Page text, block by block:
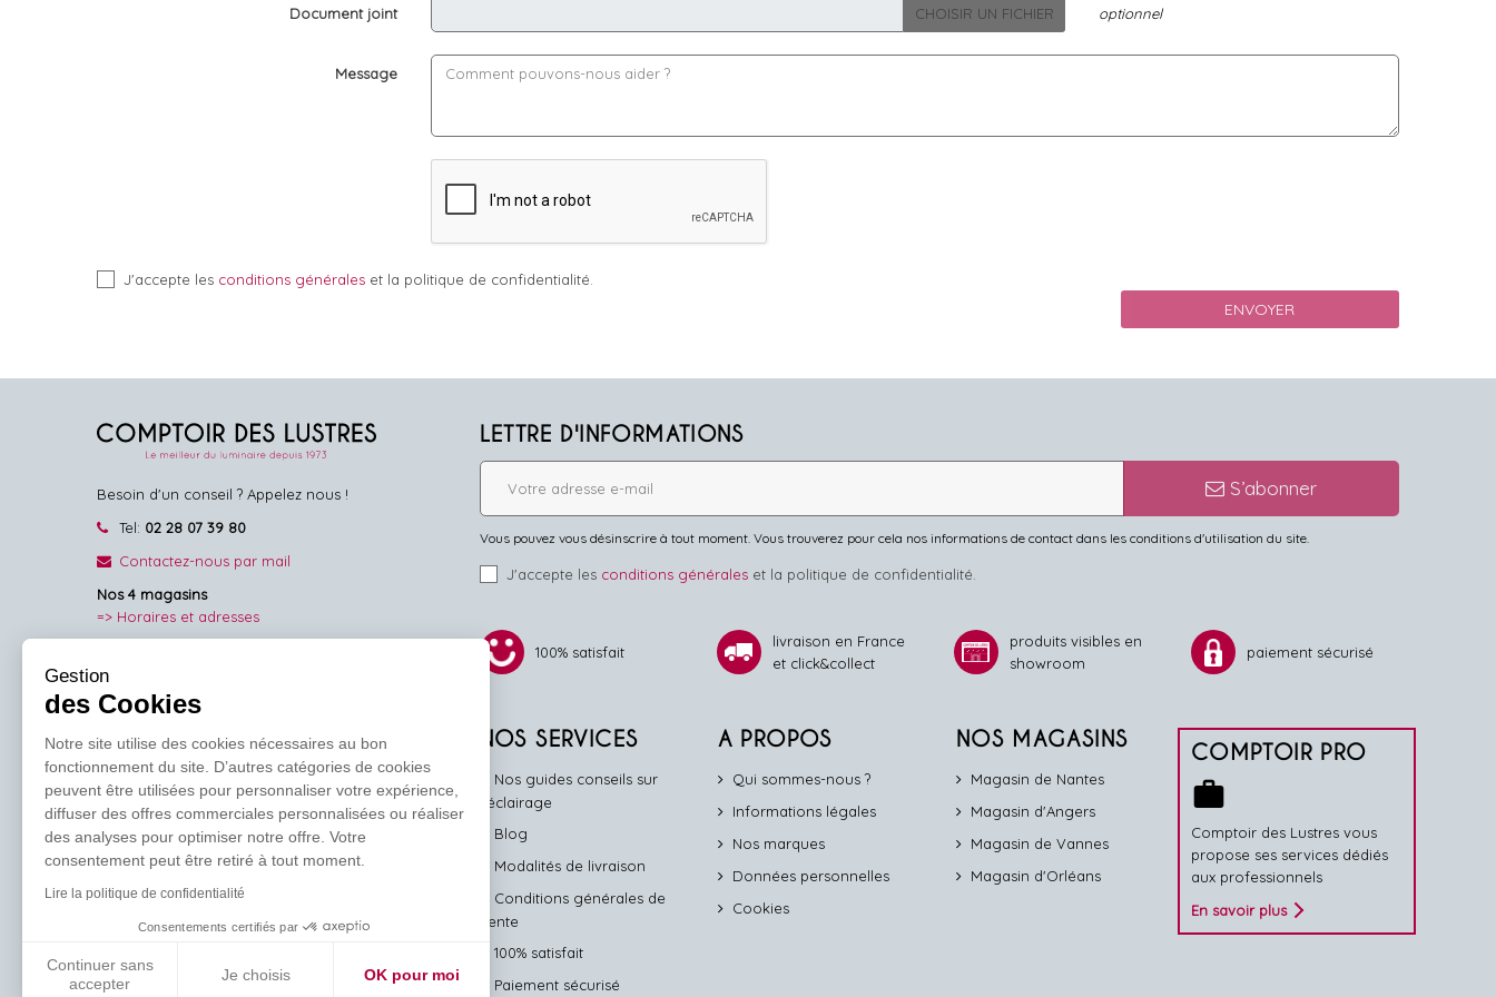
Document joint CHOISIR UN FICHIER optionnel
Message
J'accepte les conditions générales et la politique de confidentialité.
Besoin d'un conseil ? Appelez nous !
Tel: 02 28 07 39 80
Contactez-nous par mail
Nos 4 magasins
=> Horaires et adresses
NOUS SUIVRE
Facebook
LETTRE D'INFORMATIONS
S’abonner
Vous pouvez vous désinscrire à tout moment. Vous trouverez pour cela nos informations de contact dans les conditions d'utilisation du site.
J'accepte les conditions généraleset la politique de confidentialité.
100% satisfait
livraison en France
et click&collect
produits visibles en
showroom
paiement sécurisé
NOS SERVICES
Nos guides conseils sur
l'éclairage
Blog
Modalités de livraison
Conditions générales de
vente
100% satisfait
Paiement sécurisé
A PROPOS
Qui sommes-nous ?
Informations légales
Nos marques
Données personnelles
Cookies
NOS MAGASINS
Magasin de Nantes
Magasin d'Angers
Magasin de Vannes
Magasin d'Orléans
COMPTOIR PRO
work
Comptoir des Lustres vous
propose ses services dédiés
aux professionnels
En savoir plus
Gestion
des Cookies
Notre site utilise des cookies nécessaires au bon
fonctionnement du site. D’autres catégories de cookies
peuvent être utilisées pour personnaliser votre expérience,
diffuser des offres commerciales personnalisées ou réaliser
des analyses pour optimiser notre offre. Votre
consentement peut être retiré à tout moment.
Lire la politique de confidentialité
Consentements certifiés par
Continuer sans
accepter
Je choisis OK pour moi